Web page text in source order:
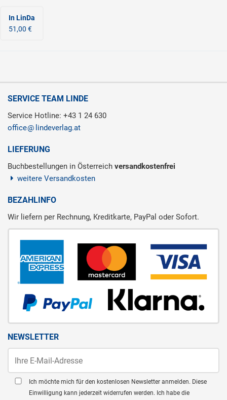
In LinDa
51,00 €
SERVICE TEAM LINDE
Service Hotline: +43 1 24 630
office
lindeverlag.at
LIEFERUNG
Buchbestellungen in Österreich versandkostenfrei
weitere Versandkosten
BEZAHLINFO
Wir liefern per Rechnung, Kreditkarte, PayPal oder Sofort.
NEWSLETTER
Ich möchte mich für den kostenlosen Newsletter anmelden. Diese
Einwilligung kann jederzeit widerrufen werden. Ich habe die